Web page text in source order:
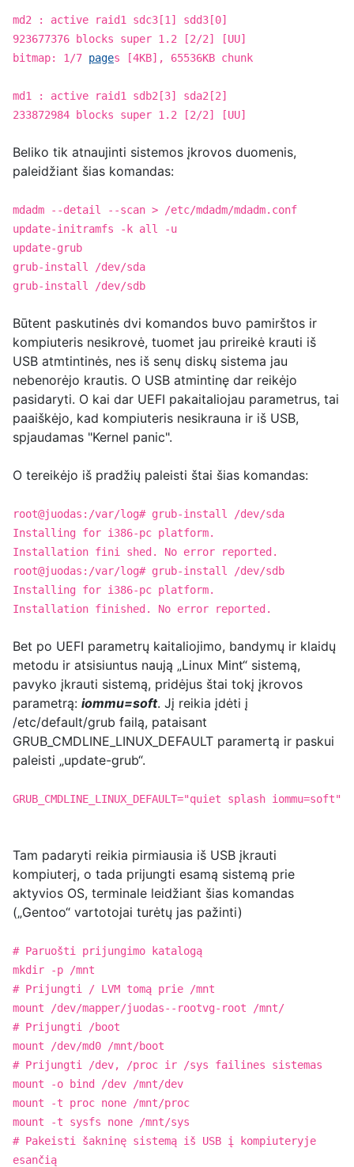
md2 : active raid1 sdc3[1] sdd3[0]
923677376 blocks super 1.2 [2/2] [UU]
bitmap: 1/7 pages [4KB], 65536KB chunk
md1 : active raid1 sdb2[3] sda2[2]
233872984 blocks super 1.2 [2/2] [UU]
Beliko tik atnaujinti sistemos įkrovos duomenis,
paleidžiant šias komandas:
mdadm --detail --scan > /etc/mdadm/mdadm.conf
update-initramfs -k all -u
update-grub
grub-install /dev/sda
grub-install /dev/sdb
Būtent paskutinės dvi komandos buvo pamirštos ir
kompiuteris nesikrovė, tuomet jau prireikė krauti iš
USB atmtintinės, nes iš senų diskų sistema jau
nebenorėjo krautis. O USB atmintinę dar reikėjo
pasidaryti. O kai dar UEFI pakaitaliojau parametrus, tai
paaiškėjo, kad kompiuteris nesikrauna ir iš USB,
spjaudamas "Kernel panic".
O tereikėjo iš pradžių paleisti štai šias komandas:
root@juodas:/var/log# grub-install /dev/sda
Installing for i386-pc platform.
Installation fini
shed. No error reported.
root@juodas:/var/log# grub-install /dev/sdb
Installing for i386-pc platform.
Installation finished. No error reported.
Bet po UEFI parametrų kaitaliojimo, bandymų ir klaidų
metodu ir atsisiuntus naują „Linux Mint“ sistemą,
pavyko įkrauti sistemą, pridėjus štai tokį įkrovos
parametrą: iommu=soft. Jį reikia įdėti į
/etc/default/grub failą, pataisant
GRUB_CMDLINE_LINUX_DEFAULT paramertą ir paskui
paleisti „update-grub“.
GRUB_CMDLINE_LINUX_DEFAULT="quiet splash iommu=soft"
Tam padaryti reikia pirmiausia iš USB įkrauti
kompiuterį, o tada prijungti esamą sistemą prie
aktyvios OS, terminale leidžiant šias komandas
(„Gentoo“ vartotojai turėtų jas pažinti)
# Paruošti prijungimo katalogą
mkdir -p /mnt
# Prijungti / LVM tomą prie /mnt
mount /dev/mapper/juodas--rootvg-root /mnt/
# Prijungti /boot
mount /dev/md0 /mnt/boot
# Prijungti /dev, /proc ir /sys failines sistemas
mount -o bind /dev /mnt/dev
mount -t proc none /mnt/proc
mount -t sysfs none /mnt/sys
# Pakeisti šakninę sistemą iš USB į kompiuteryje
esančią